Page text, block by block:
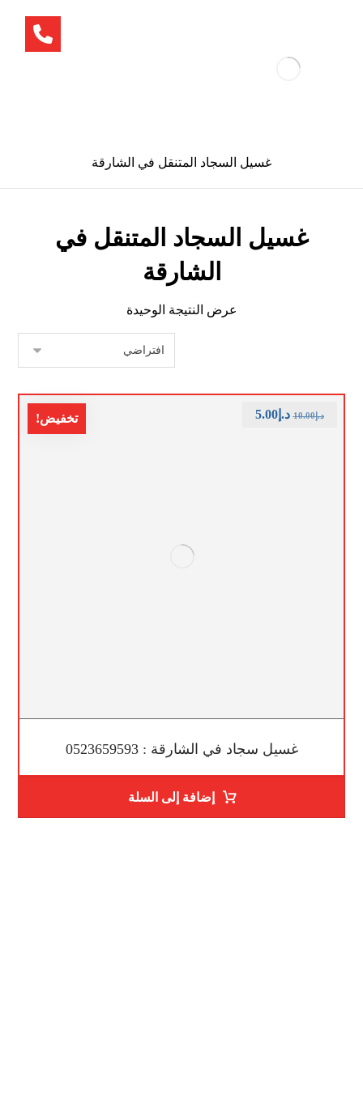
غسيل السجاد المتنقل في الشارقة
غسيل السجاد المتنقل في
الشارقة
عرض النتيجة الوحيدة
تخفيض!
غسيل سجاد في الشارقة : 0523659593
د.إ10.00 د.إ5.00
إضافة إلى السلة